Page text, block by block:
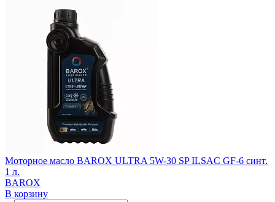
Моторное масло BAROX ULTRA 5W-30 SP ILSAC GF-6 синт.
1 л.
BAROX
В корзину